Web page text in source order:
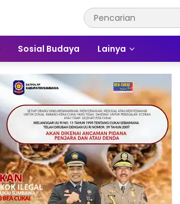
Sosial Budaya Lainya